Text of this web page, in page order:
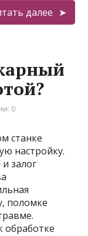
далее
0
станке
настройку.
залог
поломке
обработке